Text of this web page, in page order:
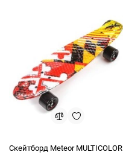
Скейтборд Meteor MULTICOLOR